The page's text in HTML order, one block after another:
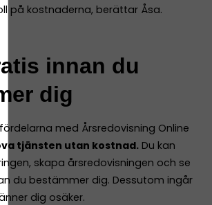
på kostnaderna, berättar Åsa.
innan du
dig
med Årsredovisning Online
tjänsten utan kostnad. Du kan
skapa årsredovisningen och se
du bestämmer dig. Dessutom ingår
dig osäker.